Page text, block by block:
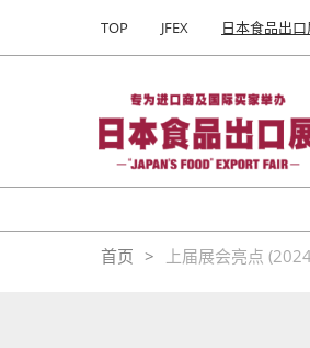
接
至
内
to
TOP JFEX 日本食品出
首页 上届展会亮点